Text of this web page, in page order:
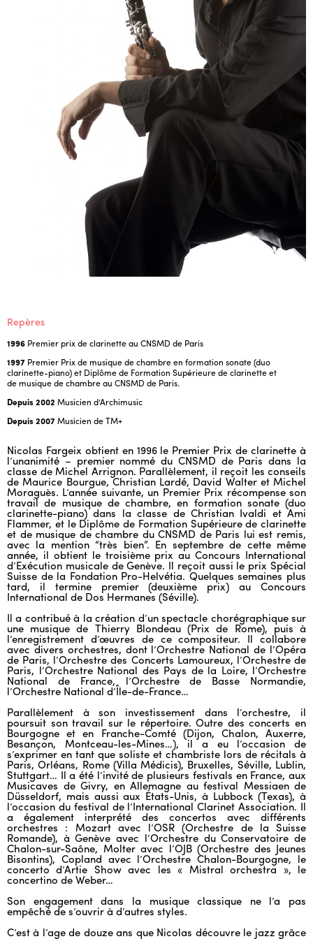
ENGLISH
NEWSLETTER
CONTACTS
AGENDA
Repères
1996 Premier prix de clarinette au CNSMD de Paris
1997 Premier Prix de musique de chambre en formation sonate (duo
clarinette-piano) et Diplôme de Formation Supérieure de clarinette et
de musique de chambre au CNSMD de Paris.
Depuis 2002 Musicien d’Archimusic
Depuis 2007Musicien de TM+
Nicolas Fargeix obtient en 1996 le Premier Prix de clarinette à
l’unanimité – premier nommé du CNSMD de Paris dans la
classe de Michel Arrignon. Parallèlement, il reçoit les conseils
de Maurice Bourgue, Christian Lardé, David Walter et Michel
Moraguès. L’année suivante, un Premier Prix récompense son
travail de musique de chambre, en formation sonate (duo
clarinette-piano) dans la classe de Christian Ivaldi et Ami
Flammer, et le Diplôme de Formation Supérieure de clarinette
et de musique de chambre du CNSMD de Paris lui est remis,
avec la mention “très bien”. En septembre de cette même
année, il obtient le troisième prix au Concours International
d’Exécution musicale de Genève. Il reçoit aussi le prix Spécial
Suisse de la Fondation Pro-Helvétia. Quelques semaines plus
tard, il termine premier (deuxième prix) au Concours
International de Dos Hermanes (Séville).
Il a contribué à la création d’un spectacle chorégraphique sur
une musique de Thierry Blondeau (Prix de Rome), puis à
l’enregistrement d’œuvres de ce compositeur. Il collabore
avec divers orchestres, dont l’Orchestre National de l’Opéra
de Paris, l’Orchestre des Concerts Lamoureux, l’Orchestre de
Paris, l’Orchestre National des Pays de la Loire, l’Orchestre
National de France, l’Orchestre de Basse Normandie,
l’Orchestre National d’Île-de-France…
Parallèlement à son investissement dans l’orchestre, il
poursuit son travail sur le répertoire. Outre des concerts en
Bourgogne et en Franche-Comté (Dijon, Chalon, Auxerre,
Besançon, Montceau-les-Mines…), il a eu l’occasion de
s’exprimer en tant que soliste et chambriste lors de récitals à
Paris, Orléans, Rome (Villa Médicis), Bruxelles, Séville, Lublin,
Stuttgart… Il a été l’invité de plusieurs festivals en France, aux
Musicaves de Givry, en Allemagne au festival Messiaen de
Düsseldorf, mais aussi aux États-Unis, à Lubbock (Texas), à
l’occasion du festival de l’International Clarinet Association. Il
a également interprété des concertos avec différents
orchestres : Mozart avec l’OSR (Orchestre de la Suisse
Romande), à Genève avec l’Orchestre du Conservatoire de
Chalon-sur-Saône, Molter avec l’OJB (Orchestre des Jeunes
Bisontins), Copland avec l’Orchestre Chalon-Bourgogne, le
concerto d’Artie Show avec les « Mistral orchestra », le
concertino de Weber…
Son engagement dans la musique classique ne l’a pas
empêché de s’ouvrir à d’autres styles.
C’est à l’age de douze ans que Nicolas découvre le jazz grâce